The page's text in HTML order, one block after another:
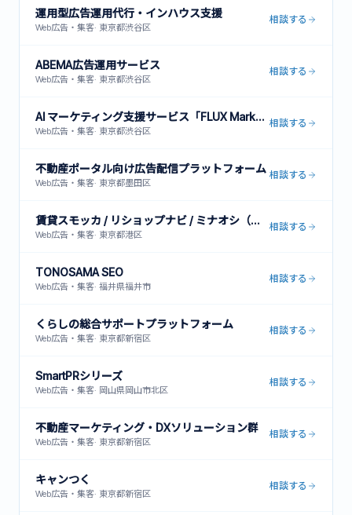
運用型広告運用代行・インハウス支援
Web広告・集客· 東京都渋谷区
相談する
ABEMA広告運用サービス
Web広告・集客· 東京都渋谷区
相談する
AI マーケティング支援サービス「FLUX Marketing」
Web広告・集客· 東京都渋谷区
相談する
不動産ポータル向け広告配信プラットフォーム
Web広告・集客· 東京都墨田区
相談する
賃貸スモッカ / リショップナビ / ミナオシ（他複数メディア運営）
Web広告・集客· 東京都港区
相談する
TONOSAMA SEO
Web広告・集客· 福井県福井市
相談する
くらしの総合サポートプラットフォーム
Web広告・集客· 東京都新宿区
相談する
SmartPRシリーズ
Web広告・集客· 岡山県岡山市北区
相談する
不動産マーケティング・DXソリューション群
Web広告・集客· 東京都新宿区
相談する
キャンつく
Web広告・集客· 東京都新宿区
相談する